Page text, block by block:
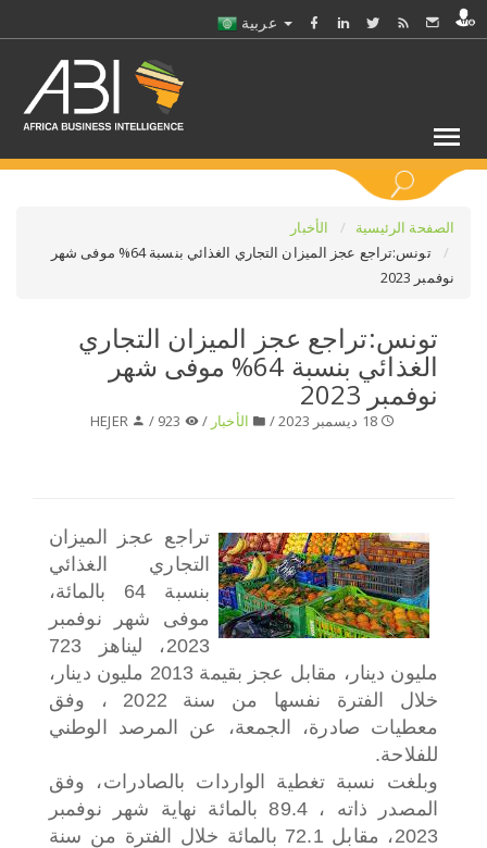
حدد ملفا
الصفحة الرئيسية
الأخبار
تونس:تراجع عجز الميزان التجاري الغذائي بنسبة 64% موفى شهر
نوفمبر 2023
تونس:تراجع عجز الميزان التجاري
الغذائي بنسبة 64% موفى شهر
نوفمبر 2023
18 ديسمبر 2023 / الأخبار /
HEJER
تراجع عجز الميزان
التجاري الغذائي
بنسبة 64 بالمائة،
موفى شهر نوفمبر
2023، ليناهز 723
مليون دينار، مقابل عجز بقيمة 2013 مليون دينار،
خلال الفترة نفسها من سنة 2022 ، وفق
معطيات صادرة، الجمعة، عن المرصد الوطني
للفلاحة.
وبلغت نسبة تغطية الواردات بالصادرات، وفق
المصدر ذاته ، 89.4 بالمائة نهاية شهر نوفمبر
2023، مقابل 72.1 بالمائة خلال الفترة من سنة